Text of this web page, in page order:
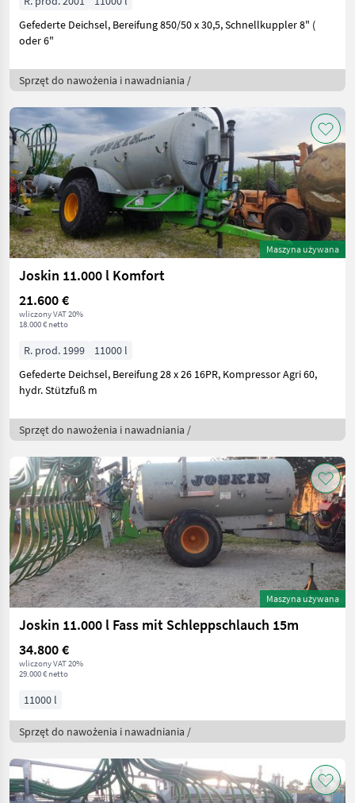
Gefederte Deichsel, Bereifung 850/50 x 30,5, Schnellkuppler 8" (
oder 6"
Sprzęt do nawożenia i nawadniania /
Maszyna używana
Joskin 11.000 l Komfort
21.600 €
wliczony VAT 20%
18.000 € netto
R. prod. 1999
11000 l
Gefederte Deichsel, Bereifung 28 x 26 16PR, Kompressor Agri 60,
hydr. Stützfuß m
Sprzęt do nawożenia i nawadniania /
Maszyna używana
Joskin 11.000 l Fass mit Schleppschlauch 15m
34.800 €
wliczony VAT 20%
29.000 € netto
11000 l
Sprzęt do nawożenia i nawadniania /